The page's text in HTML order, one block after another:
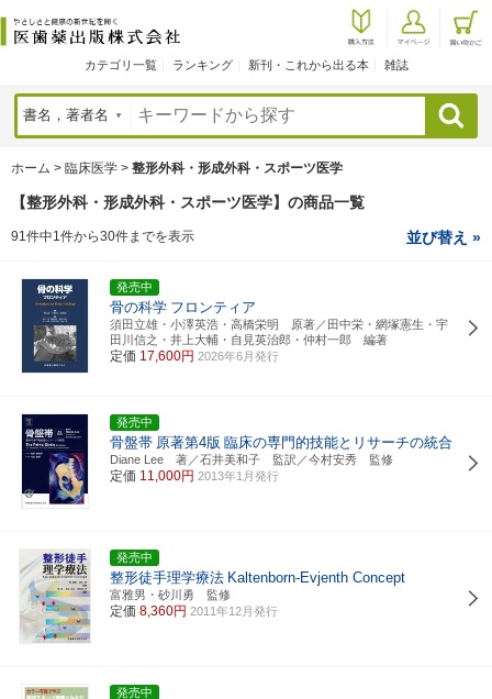
カテゴリ一覧 ランキング 新刊・これから出る本 雑誌
検索
ホーム > 臨床医学 > 整形外科・形成外科・スポーツ医学
【整形外科・形成外科・スポーツ医学】の商品一覧
91件中1件から30件までを表示 並び替え »
発売中
骨の科学 フロンティア
須田立雄・小澤英浩・高橋栄明 原著／田中栄・網塚憲生・宇
田川信之・井上大輔・自見英治郎・仲村一郎 編著
定価 17,600円 2026年6月発行
発売中
骨盤帯 原著第4版 臨床の専門的技能とリサーチの統合
Diane Lee 著／石井美和子 監訳／今村安秀 監修
定価 11,000円 2013年1月発行
発売中
整形徒手理学療法 Kaltenborn-Evjenth Concept
富雅男・砂川勇 監修
定価 8,360円 2011年12月発行
発売中